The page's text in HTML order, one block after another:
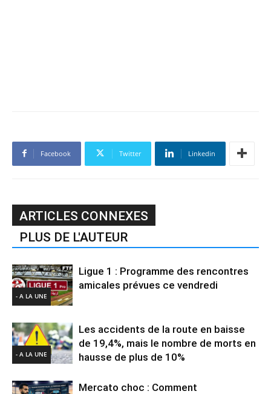
Facebook Twitter Linkedin
ARTICLES CONNEXES
PLUS DE L'AUTEUR
- A LA UNE
Ligue 1 : Programme des rencontres
amicales prévues ce vendredi
- A LA UNE
Les accidents de la route en baisse
de 19,4%, mais le nombre de morts en
hausse de plus de 10%
Mercato choc : Comment